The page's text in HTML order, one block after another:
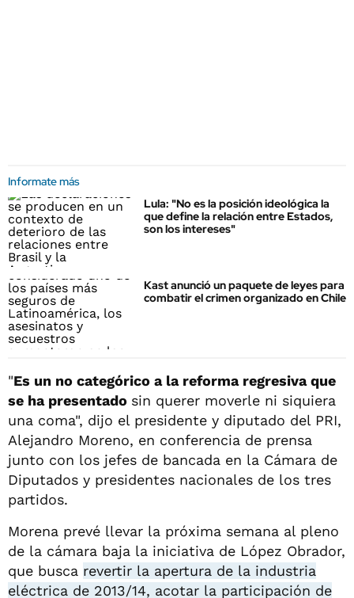
Informate más
Lula: "No es la posición ideológica la
que define la relación entre Estados,
son los intereses"
Kast anunció un paquete de leyes para
combatir el crimen organizado en Chile
"Es un no categórico a la reforma regresiva que
se ha presentado sin querer moverle ni siquiera
una coma", dijo el presidente y diputado del PRI,
Alejandro Moreno, en conferencia de prensa
junto con los jefes de bancada en la Cámara de
Diputados y presidentes nacionales de los tres
partidos.
Morena prevé llevar la próxima semana al pleno
de la cámara baja la iniciativa de López Obrador,
que busca revertir la apertura de la industria
eléctrica de 2013/14, acotar la participación de